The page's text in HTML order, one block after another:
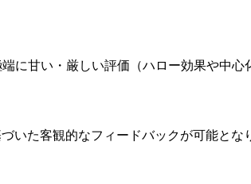
に甘い・厳しい評価（ハロー効果や中心
いた客観的なフィードバックが可能とな